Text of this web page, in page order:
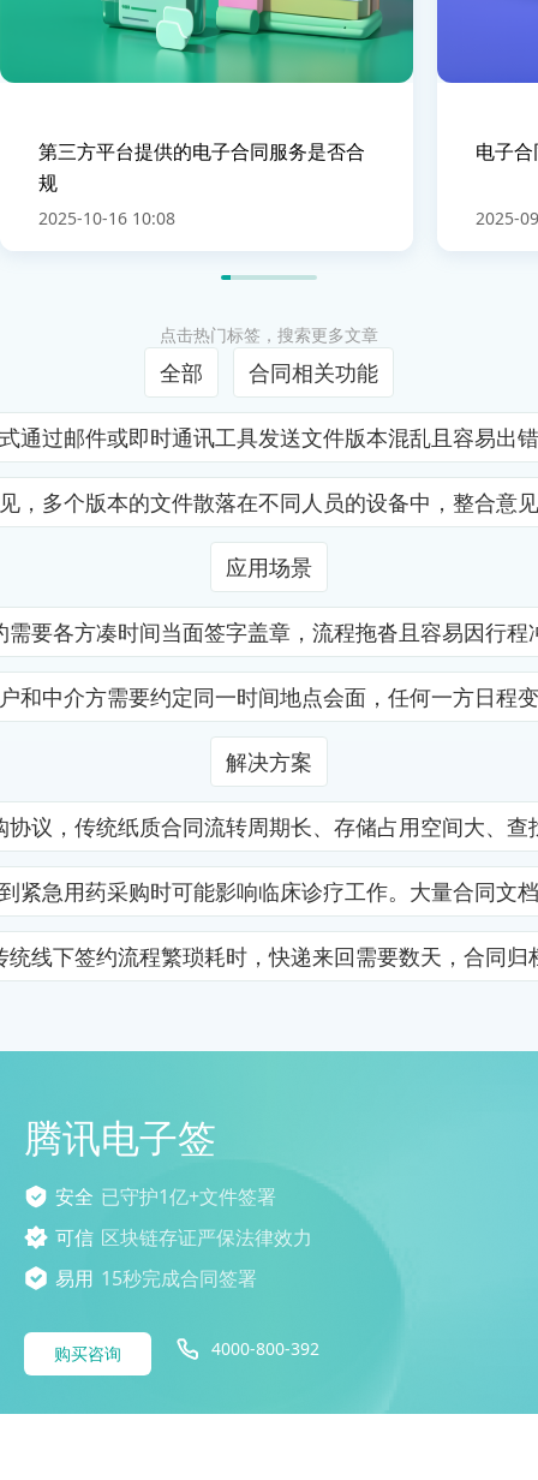
第三方平台提供的电子合同服务是否合
规
2025-10-16 10:08
电子
2025-
点击热门标签，搜索更多文章
全部 合同相关功能
通过邮件或即时通讯工具发送文件版本混乱且容易出
个版本的文件散落在不同人员的设备中，整
应用场景
要各方凑时间当面签字盖章，流程拖沓且容易因行
介方需要约定同一时间地点会面，任何一方
解决方案
议，传统纸质合同流转周期长、存储占用空间大、
用药采购时可能影响临床诊疗工作。大量合
线下签约流程繁琐耗时，快递来回需要数天，合同
腾讯电子签
安全 已守护1亿+文件签署
可信 区块链存证严保法律效力
易用 15秒完成合同签署
购买咨询 4000-800-392